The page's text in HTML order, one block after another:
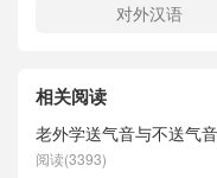
对外汉语
相关阅读
老外学送气音与不送气
阅读(3393)